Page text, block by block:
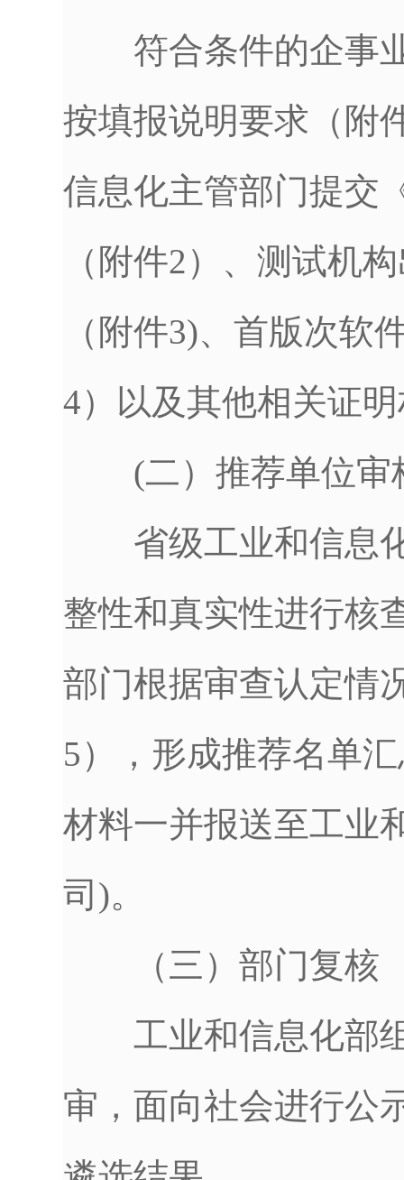
符合条件的企事业
按填报说明要求（附
信息化主管部门提交
（附件2）、测试机
（附件3)、首版次软
4）以及其他相关证
(二）推荐单位审
省级工业和信息化
整性和真实性进行核
部门根据审查认定情
5），形成推荐名单
材料一并报送至工业
司)。
（三）部门复核
工业和信息化部组
审，面向社会进行公